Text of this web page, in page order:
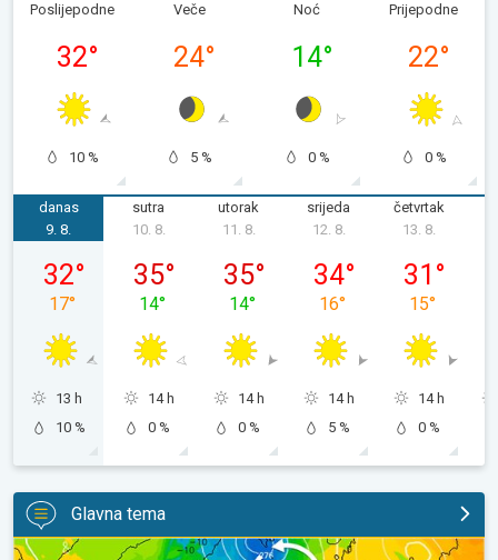
Poslijepodne
32°
10 %
Veče
24°
5 %
Noć
14°
0 %
Prijepodne
22°
0 %
danas
nedjelja, 09. 08.
9. 8.
32°
17°
13 h
10 %
sutra
10. 8.
35°
14°
14 h
0 %
utorak
11. 8.
35°
14°
14 h
0 %
srijeda
12. 8.
34°
16°
14 h
5 %
četvrtak
13. 8.
31 °
15°
14 h
0 %
Glavna tema
Vrući dani i dalje, toplije do utorka. Ne i posvuda suho. . .